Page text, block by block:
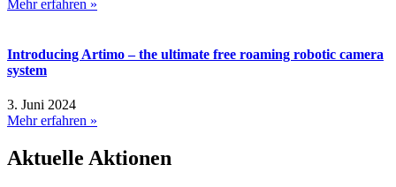
Mehr erfahren »
Introducing Artimo – the ultimate free roaming robotic camera
system
3. Juni 2024
Mehr erfahren »
Aktuelle Aktionen